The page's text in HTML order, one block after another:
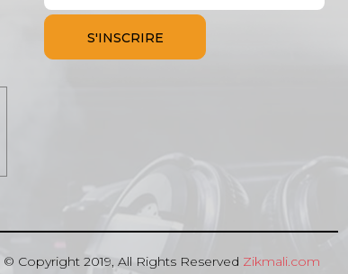
© Copyright 2019, All Rights Reserved Zikmali.com